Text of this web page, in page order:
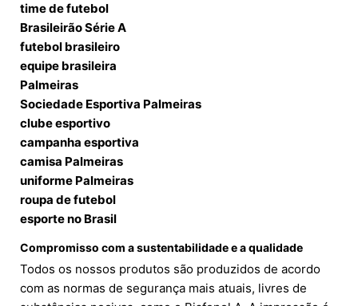
time de futebol
Brasileirão Série A
futebol brasileiro
equipe brasileira
Palmeiras
Sociedade Esportiva Palmeiras
clube esportivo
campanha esportiva
camisa Palmeiras
uniforme Palmeiras
roupa de futebol
esporte no Brasil
Compromisso com a sustentabilidade e a qualidade
Todos os nossos produtos são produzidos de acordo
com as normas de segurança mais atuais, livres de